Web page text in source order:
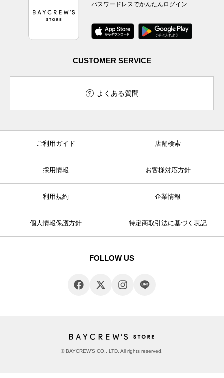
パスワードレスでかんたんログイン
CUSTOMER SERVICE
よくある質問
ご利用ガイド 店舗検索
採用情報 お客様対応方針
利用規約 企業情報
個人情報保護方針 特定商取引法に基づく表記
FOLLOW US
© BAYCREW’S CO., LTD. All rights reserved.